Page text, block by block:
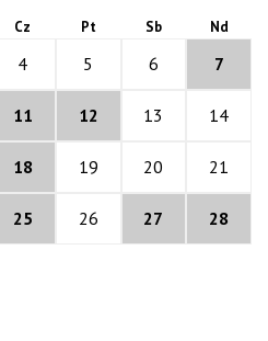
Cz Pt Sb Nd
4 5 6 7
11 12 13 14
18 19 20 21
25 26 27 28